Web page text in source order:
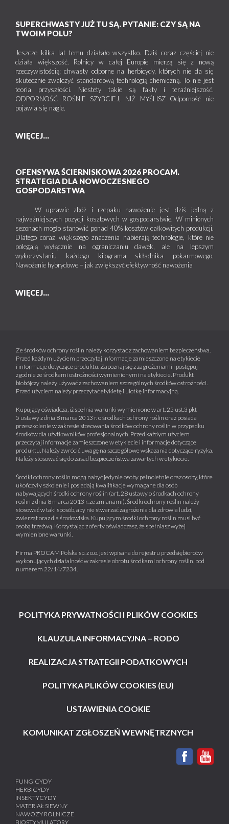
SUPERCHWASTY JUŻ TU SĄ. PYTANIE: CZY SĄ NA
TWOIM POLU?
Jeszcze kilka lat temu działało wszystko. Dziś coraz częściej nie
działa większość. Rolnicy w całej Europie mierzą się z nową
rzeczywistością: chwasty odporne na herbicydy, których nie da się
skutecznie zwalczyć standardową technologią chemiczną. To nie jest
teoria przyszłości. Niestety takie są fakty i teraźniejszość.
ODPORNOŚĆ ROŚNIE SZYBCIEJ, NIŻ MYŚLISZ Odporność nie
pojawia się nagle.
WIĘCEJ...
OFENSYWA ŚCIERNISKOWA 2026 PROCAM.
STRATEGIA DLA NOWOCZESNEGO
GOSPODARSTWA
W uprawie zbóż i rzepaku nawożenie jest dziś jedną z
najważniejszych pozycji kosztowych w gospodarstwie. W minionych
sezonach mogło stanowić ponad 40% kosztów całkowitych produkcji.
Dlatego coraz większego znaczenia nabierają technologie, które nie
polegają wyłącznie na ograniczaniu dawek, ale na lepszym
wykorzystaniu każdego kilograma składnika pokarmowego.
Nawożenie hybrydowe – jak zwiększyć efektywność nawożenia
WIĘCEJ...
Ze środków ochrony roślin należy korzystać z zachowaniem bezpieczeństwa.
Przed każdym użyciem przeczytaj informacje zamieszczone na etykiecie
i informacje dotyczące produktu. Zapoznaj się z zagrożeniami i postępuj
zgodnie ze środkami ostrożności wymienionymi na etykiecie. Produkt
biobójczy należy używać z zachowaniem szczególnych środków ostrożności.
Przed użyciem należy przeczytać etykietę i ulotkę informacyjną.
Kupujący oświadcza, iż spełnia warunki wymienione w art. 25 ust.3 pkt
5 ustawy z dnia 8 marca 2013 r. o środkach ochrony roślin oraz posiada
przeszkolenie w zakresie stosowania środków ochrony roślin w przypadku
środków dla użytkowników profesjonalnych. Przed każdym użyciem
przeczytaj informacje zamieszczone w etykiecie i informacje dotyczące
produktu. Należy zwrócić uwagę na szczegółowe wskazania dotyczące ryzyka.
Należy stosować się do zasad bezpieczeństwa zawartych w etykiecie.
Środki ochrony roślin mogą nabyć jedynie osoby pełnoletnie oraz osoby, które
ukończyły szkolenie i posiadają kwalifikacje wymagane dla osób
nabywających środki ochrony roślin (art. 28 ustawy o środkach ochrony
roślin z dnia 8 marca 2013 r. ze zmianami). Środki ochrony roślin należy
stosować w taki sposób, aby nie stwarzać zagrożenia dla zdrowia ludzi,
zwierząt oraz dla środowiska. Kupującym środki ochrony roślin musi być
osobą trzeźwą. Korzystając z oferty oświadczasz, że spełniasz wyżej
wymienione warunki.
Firma PROCAM Polska sp. z o.o. jest wpisana do rejestru przedsiębiorców
wykonujących działalność w zakresie obrotu środkami ochrony roślin, pod
numerem 22/14/7234.
POLITYKA PRYWATNOŚCI I PLIKÓW COOKIES
KLAUZULA INFORMACYJNA – RODO
REALIZACJA STRATEGII PODATKOWYCH
POLITYKA PLIKÓW COOKIES (EU)
USTAWIENIA COOKIE
KOMUNIKAT ZGŁOSZEŃ WEWNĘTRZNYCH
FUNGICYDY
HERBICYDY
INSEKTYCYDY
MATERIAŁ SIEWNY
NAWOZY ROLNICZE
BIOSTYMULATORY